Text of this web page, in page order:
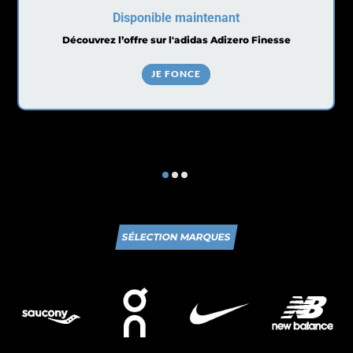
Disponible maintenant
Découvrez l’offre sur l'adidas Adizero Finesse
JE FONCE
SÉLECTION MARQUES